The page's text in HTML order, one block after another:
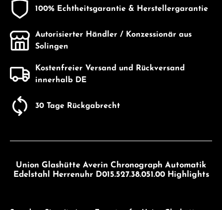
100% Echtheitsgarantie & Herstellergarantie
Autorisierter Händler / Konzessionär aus
Solingen
Kostenfreier Versand und Rückversand
innerhalb DE
30 Tage Rückgabrecht
Union Glashütte Averin Chronograph Automatik
Edelstahl Herrenuhr D015.527.38.051.00 Highlights